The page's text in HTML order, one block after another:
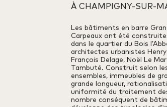
À CHAMPIGNY-SUR-
Les bâtiments en barre
Carpeaux ont été
dans le quartier du Bois
architectes urbanistes
François Delage, Noël Le
Tambuté. Construit selon
ensembles, immeubles de
grande longueur,
uniformité du traitement
nombre conséquent de